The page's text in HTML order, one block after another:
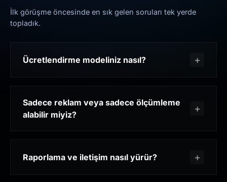
İlk görüşme öncesinde en sık gelen soruları tek yerde
topladık.
Ücretlendirme modeliniz nasıl?
Sadece reklam veya sadece ölçümleme
alabilir miyiz?
Raporlama ve iletişim nasıl yürür?